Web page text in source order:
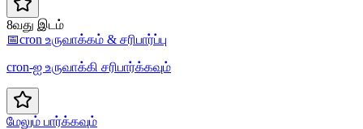
8வது இடம்
📅cron உருவாக்கம் & சரிபார்ப்பு
cron-ஐ உருவாக்கி சரிபார்க்கவும்
மேலும் பார்க்கவும்